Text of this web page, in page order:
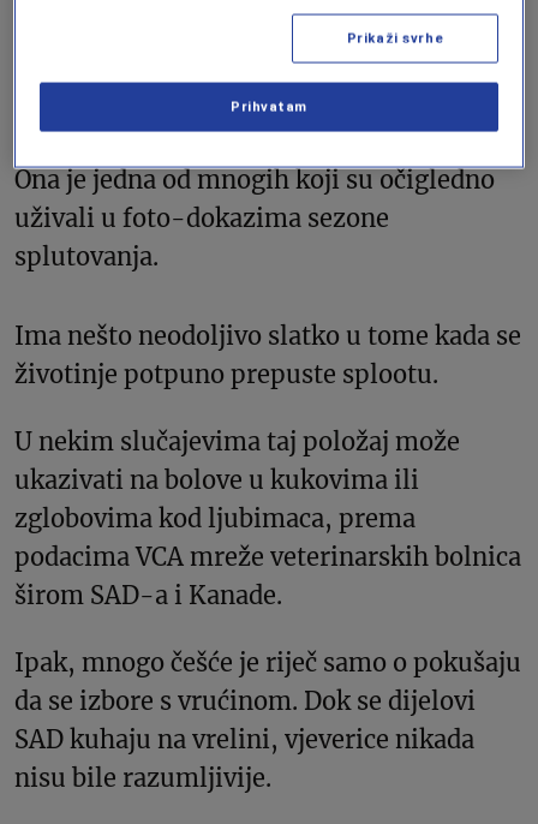
„Mislim, ako već moraš da to uradiš, uradi
to sa stilom i elegancijom“, napisala je
korisnica Facebooka Jill Earl.
Ona je jedna od mnogih koji su očigledno
uživali u foto-dokazima sezone
splutovanja.
Ima nešto neodoljivo slatko u tome kada se
životinje potpuno prepuste splootu.
U nekim slučajevima taj položaj može
ukazivati na bolove u kukovima ili
zglobovima kod ljubimaca, prema
podacima VCA mreže veterinarskih bolnica
širom SAD-a i Kanade.
Ipak, mnogo češće je riječ samo o pokušaju
da se izbore s vrućinom. Dok se dijelovi
SAD kuhaju na vrelini, vjeverice nikada
nisu bile razumljivije.
Prikaži svrhe
Prihvatam